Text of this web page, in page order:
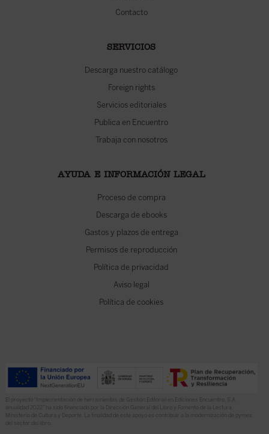
Contacto
SERVICIOS
Descarga nuestro catálogo
Foreign rights
Servicios editoriales
Publica en Encuentro
Trabaja con nosotros
AYUDA E INFORMACIÓN LEGAL
Proceso de compra
Descarga de ebooks
Gastos y plazos de entrega
Permisos de reproducción
Política de privacidad
Aviso legal
Política de cookies
El proyecto “Implementación de herramientas de Gestión Editorial en Ediciones Encuentro, S.A.
anualidad 2022” ha sido financiado por la Dirección General del Libro y Fomento de la Lectura,
Ministerio de Cultura y Deporte. La finalidad de este apoyo es contribuir a la modernización de pymes
del sector del libro.